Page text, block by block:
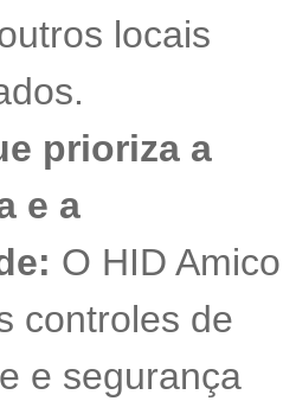
locais
prioriza a
e a
O HID Amico
controles de
e segurança